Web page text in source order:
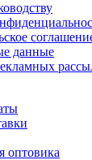
данные
оптовика